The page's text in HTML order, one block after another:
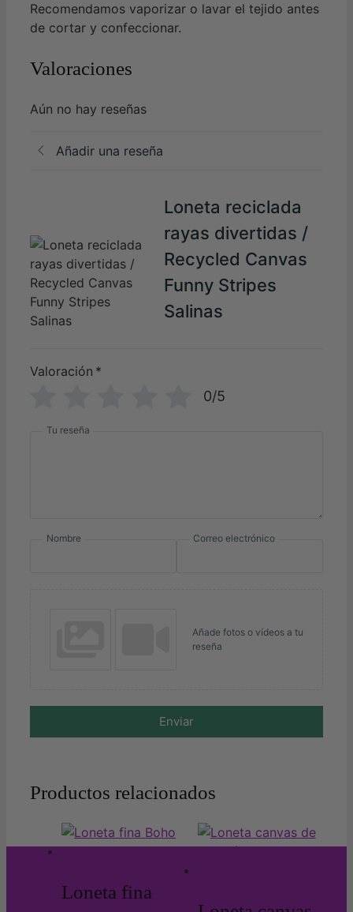
Recomendamos vaporizar o lavar el tejido antes
de cortar y confeccionar.
Valoraciones
Aún no hay reseñas
Añadir una reseña
Loneta reciclada
rayas divertidas /
Recycled Canvas
Funny Stripes
Salinas
Valoración *
0/5
Tu reseña
Nombre Correo electrónico
Añade fotos o vídeos a tu
reseña
Enviar
Productos relacionados
Loneta fina